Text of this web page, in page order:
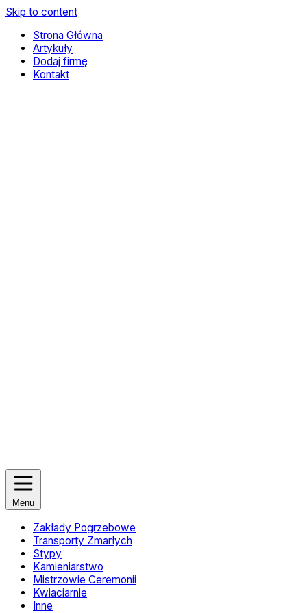
Skip to content
Strona Główna
Artykuły
Dodaj firmę
Kontakt
Menu
Zakłady Pogrzebowe
Transporty Zmarłych
Stypy
Kamieniarstwo
Mistrzowie Ceremonii
Kwiaciarnie
Inne